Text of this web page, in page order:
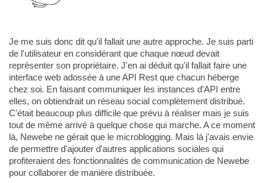
Je me suis donc dit qu'il fallait une autre approche. Je suis parti
de l'utilisateur en considérant que chaque nœud devait
représenter son propriétaire. J'en ai déduit qu'il fallait faire une
interface web adossée à une API Rest que chacun héberge
chez soi. En faisant communiquer les instances d'API entre
elles, on obtiendrait un réseau social complètement distribué.
C'était beaucoup plus difficile que prévu à réaliser mais je suis
tout de même arrivé à quelque chose qui marche. A ce moment
là, Newebe ne gérait que le microblogging. Mais là j'avais envie
de permettre d'ajouter d'autres applications sociales qui
profiteraient des fonctionnalités de communication de Newebe
pour collaborer de manière distribuée.